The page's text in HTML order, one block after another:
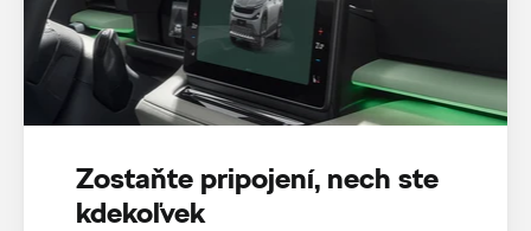
Zostaňte pripojení, nech ste
kdekoľvek